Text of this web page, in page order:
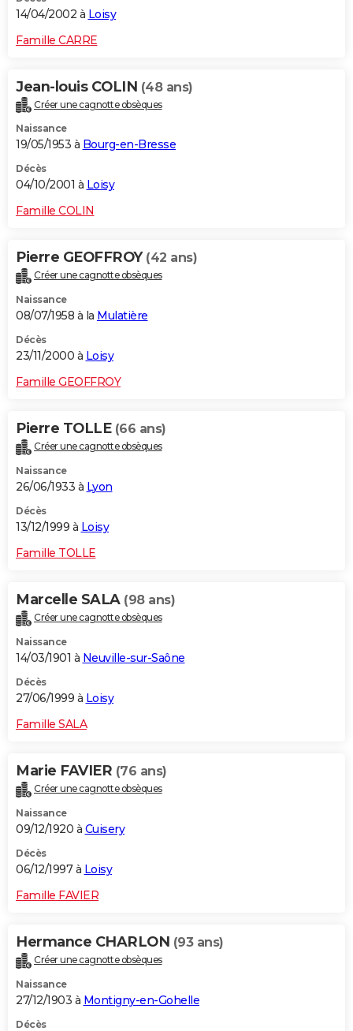
14/04/2002 à Loisy
Famille CARRE
Jean-louis COLIN (48 ans)
Créer une cagnotte obsèques
Naissance
19/05/1953 à Bourg-en-Bresse
Décès
04/10/2001 à Loisy
Famille COLIN
Pierre GEOFFROY (42 ans)
Créer une cagnotte obsèques
Naissance
08/07/1958 à la Mulatière
Décès
23/11/2000 à Loisy
Famille GEOFFROY
Pierre TOLLE (66 ans)
Créer une cagnotte obsèques
Naissance
26/06/1933 à Lyon
Décès
13/12/1999 à Loisy
Famille TOLLE
Marcelle SALA (98 ans)
Créer une cagnotte obsèques
Naissance
14/03/1901 à Neuville-sur-Saône
Décès
27/06/1999 à Loisy
Famille SALA
Marie FAVIER (76 ans)
Créer une cagnotte obsèques
Naissance
09/12/1920 à Cuisery
Décès
06/12/1997 à Loisy
Famille FAVIER
Hermance CHARLON (93 ans)
Créer une cagnotte obsèques
Naissance
27/12/1903 à Montigny-en-Gohelle
Décès